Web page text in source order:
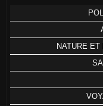
NATURE